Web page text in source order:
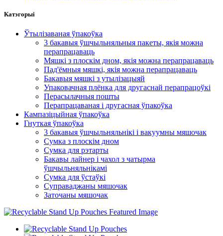
Катэгорыі
Ўтылізаваная ўпакоўка
3 бакавыя ўшчыльняльныя пакеты, якія можна
перапрацаваць
Мяшкі з плоскім дном, якія можна перапрацаваць
Пад'ёмныя мяшкі, якія можна перапрацаваць
Бакавыя мяшкі з утылізацыяй
Упаковачная плёнка для другаснай перапрацоўкі
Перасылачныя пошты
Перапрацаваная і другасная ўпакоўка
Кампазіцыйная ўпакоўка
Гнуткая ўпакоўка
3 бакавыя ўшчыльняльнікі і вакуумны мяшочак
Сумка з плоскім дном
Сумка для рэтарты
Бакавы лайнер і чахол з чатырма
ўшчыльняльнікамі
Сумка для ўстаўкі
Суправаджаны мяшочак
Заточаны мяшочак